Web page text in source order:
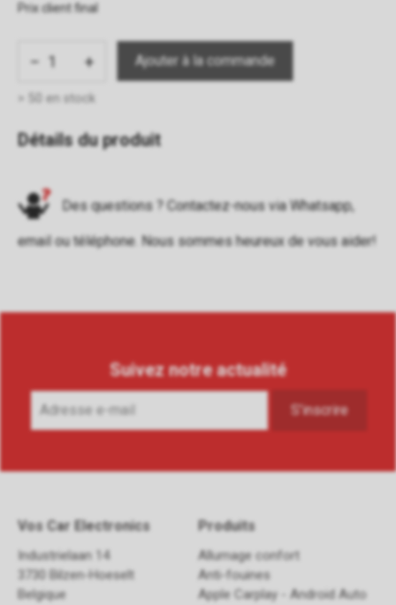
Prix client final
− +
> 50 en stock
Détails du produit
Des questions ? Contactez-nous via Whatsapp,
emailoutéléphone. Nous sommes heureux de vous aider!
Suivez notre actualité
Vos Car Electronics
Industrielaan 14
3730 Bilzen-Hoeselt
Belgique
Produits
Allumage confort
Anti-fouines
Apple Carplay - Android Auto